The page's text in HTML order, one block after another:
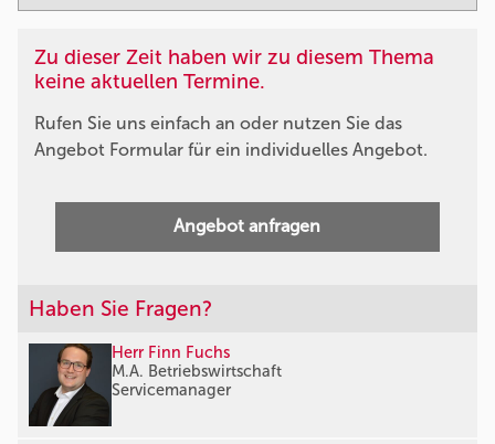
Zu dieser Zeit haben wir zu diesem Thema
keine aktuellen Termine.
Rufen Sie uns einfach an oder nutzen Sie das
Angebot Formular für ein individuelles Angebot.
Angebot anfragen
Haben Sie Fragen?
Herr Finn Fuchs
M.A. Betriebswirtschaft
Servicemanager